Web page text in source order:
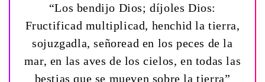
“Los bendijo Dios; díjoles Dios:
Fructificad multiplicad, henchid la tierra,
sojuzgadla, señoread en los peces de la
mar, en las aves de los cielos, en todas las
bestias que se mueven sobre la tierra”